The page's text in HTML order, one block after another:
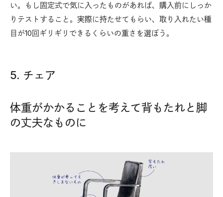
い。もし固定式で気に入ったものがあれば、購入前にしっか
りテストすること。実際に持たせてもらい、取り入れたい種
目が10回ギリギリできるくらいの重さを選ぼう。
5. チェア
体重がかかることを考えて背もたれと脚
の丈夫なものに